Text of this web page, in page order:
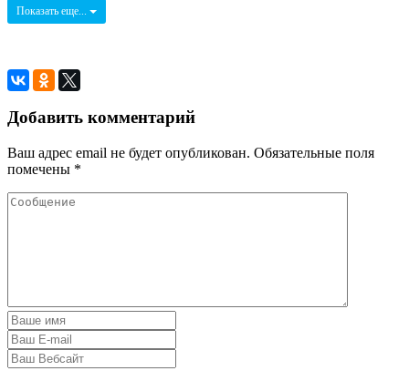
Показать еще...
Добавить комментарий
Ваш адрес email не будет опубликован. Обязательные поля
помечены *